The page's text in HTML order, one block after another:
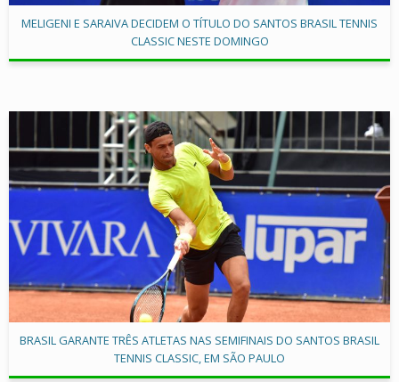
MELIGENI E SARAIVA DECIDEM O TÍTULO DO SANTOS BRASIL TENNIS
CLASSIC NESTE DOMINGO
BRASIL GARANTE TRÊS ATLETAS NAS SEMIFINAIS DO SANTOS BRASIL
TENNIS CLASSIC, EM SÃO PAULO